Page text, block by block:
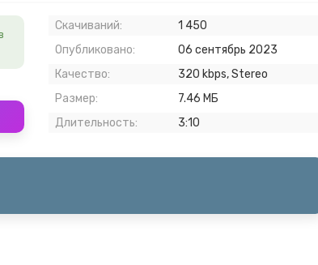
Скачиваний:
1 450
Опубликовано:
06 сентябрь 2023
Качество:
320 kbps, Stereo
Размер:
7.46 МБ
Длительность:
3:10